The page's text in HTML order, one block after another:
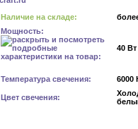
Наличие на складе:
Мощность:
40 Вт
Температура свечения: 6000
Цвет свечения: